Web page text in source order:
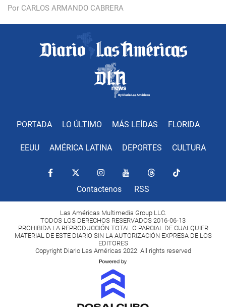
Por CARLOS ARMANDO CABRERA
PORTADA LO ÚLTIMO MÁS LEÍDAS FLORIDA
EEUU AMÉRICA LATINA DEPORTES CULTURA
Contactenos RSS
Las Américas Multimedia Group LLC.
TODOS LOS DERECHOS RESERVADOS 2016-06-13
PROHIBIDA LA REPRODUCCIÓN TOTAL O PARCIAL DE CUALQUIER
MATERIAL DE ESTE DIARIO SIN LA AUTORIZACIÓN EXPRESA DE LOS
EDITORES
Copyright Diario Las Américas 2022. All rights reserved